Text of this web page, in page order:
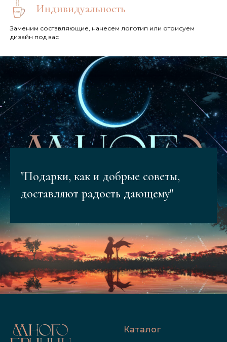
Индивидуальность
Заменим составляющие, нанесем логотип или отрисуем
дизайн под вас
"Подарки, как и добрые советы,
доставляют радость дающему"
Каталог